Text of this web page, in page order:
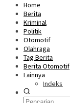
Home
Berita
Kriminal
Politik
Otomotif
Olahraga
Tag Berita
Berita Otomotif
Lainnya
Indeks